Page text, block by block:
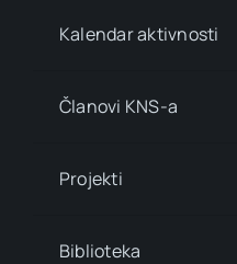
Kalendar aktivnosti
Članovi KNS-a
Projekti
Biblioteka